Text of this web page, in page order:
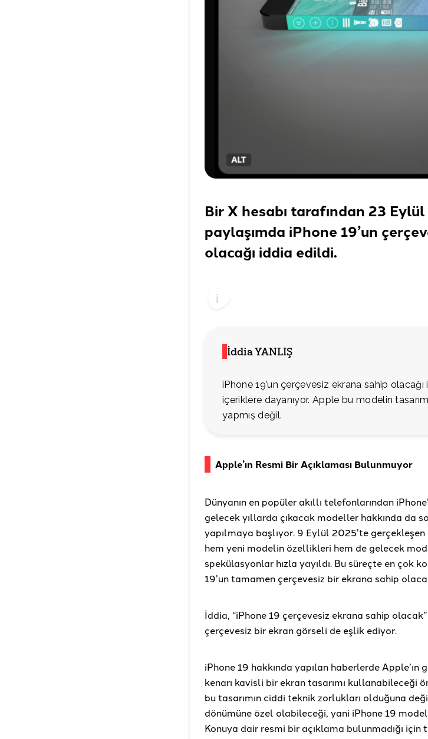
Bir X hesabı tarafından 23
paylaşımda iPhone 19’un
olacağı iddia edildi.
İddia YANLIŞ
iPhone 19’un çerçevesiz ekrana sahip olacağı
içeriklere dayanıyor. Apple bu modelin
yapmış değil.
Apple’ın Resmi Bir Açıklaması Bulunmuyor
Dünyanın en popüler akıllı telefonlarından
gelecek yıllarda çıkacak modeller hakkında da
yapılmaya başlıyor. 9 Eylül 2025’te gerçekleşen
hem yeni modelin özellikleri hem de gelecek
spekülasyonlar hızla yayıldı. Bu süreçte en çok
19’un tamamen çerçevesiz bir ekrana sahip
İddia, “iPhone 19 çerçevesiz ekrana sahip
çerçevesiz bir ekran görseli de eşlik ediyor.
iPhone 19 hakkında yapılan haberlerde
kenarı kavisli bir ekran tasarımı kullanabileceği
bu tasarımın ciddi teknik zorlukları olduğuna
dönümüne özel olabileceği, yani iPhone 19
Konuya dair resmi bir açıklama bulunmadığı